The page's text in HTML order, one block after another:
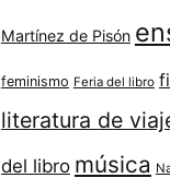
Martínez de Pisón
feminismo Feria del libro
literatura de
del libro música